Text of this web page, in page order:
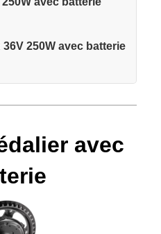
250W avec batterie
avec